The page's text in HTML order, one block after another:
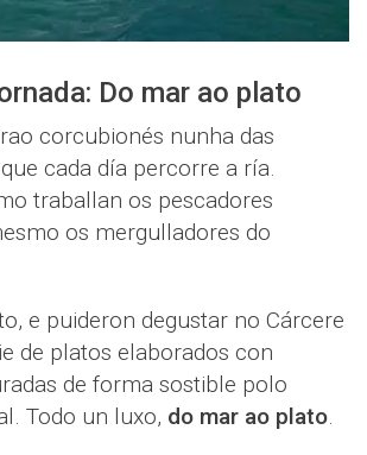
Do mar ao plato
corcubionés nunha das
cada día percorre a ría.
traballan os pescadores
os mergulladores do
e puideron degustar no Cárcere
de platos elaborados con
de forma sostible polo
Todo un luxo, do mar ao plato.